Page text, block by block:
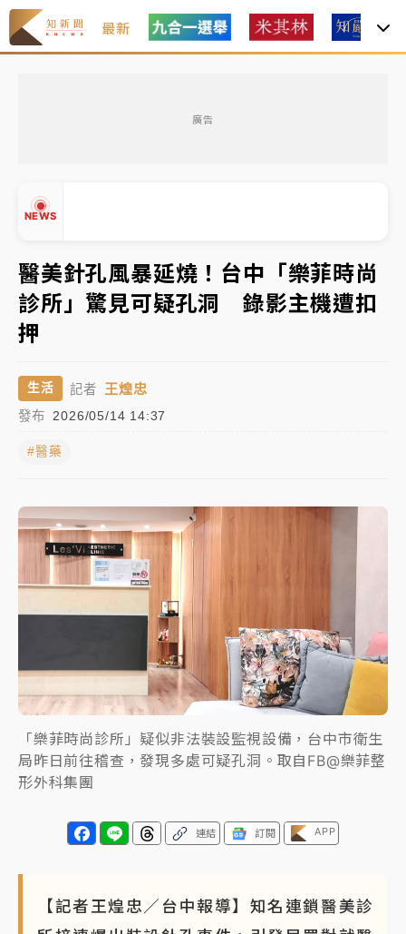
最新
廣告
NEWS
中信慈善基金會想增加董事人數！辜仲諒向法院聲請遭
駁 理由曝光
故宮《龍藏經》特展第2檔！今線上預約開賣一度塞車
周六起展出延長至晚上7時
台東農業處長涉圖利渡假村！東檢抗告成功 今重開羈
押庭
父親節泡湯了！中颱白海豚雨彈轟3天 「紅到發紫」降
雨熱區曝
女律師陳昱瑄詐慈濟10億！黃金158kg遭查扣畫面曝光
旅局回應了
中信慈善基金會想增加董事人數！辜仲諒向法院聲請遭
駁 理由曝光
故宮《龍藏經》特展第2檔！今線上預約開賣一度塞車
周六起展出延長至晚上7時
台東農業處長涉圖利渡假村！東檢抗告成功 今重開羈
雨熱區曝
▼
醫美針孔風暴延燒！台中「樂菲時尚
診所」驚見可疑孔洞 錄影主機遭扣
押
生活 記者 王煌忠
發布 2026/05/14 14:37
#醫藥
「樂菲時尚診所」疑似非法裝設監視設備，台中市衛生
局昨日前往稽查，發現多處可疑孔洞。取自FB@樂菲整
形外科集團
連結 訂閱 APP
【記者王煌忠／台中報導】知名連鎖醫美診